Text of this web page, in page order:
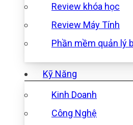
Review khóa học
Review Máy Tính
Phần mềm quản lý
Kỹ Năng
Kinh Doanh
Công Nghệ